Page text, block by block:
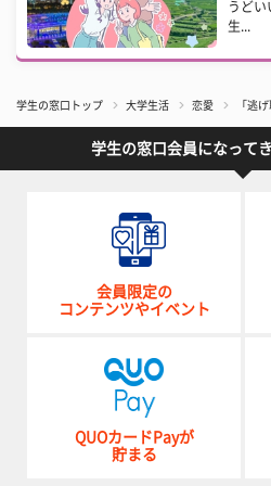
うどい
生...
学生の窓口トップ 大学生活 恋愛 「逃
学生の窓口会員になって
会員限定の
コンテンツやイベント
QUOカードPayが
貯まる